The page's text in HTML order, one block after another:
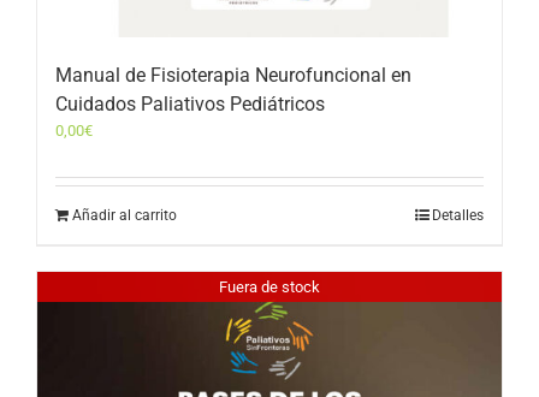
Manual de Fisioterapia Neurofuncional en
Cuidados Paliativos Pediátricos
0,00€
Añadir al carrito Detalles
Fuera de stock